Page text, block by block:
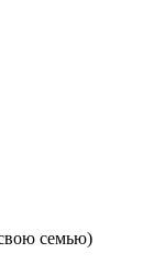
семью)